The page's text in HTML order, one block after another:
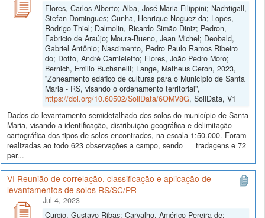
Flores, Carlos Alberto; Alba, José Maria Filippini; Nachtigall,
Stefan Domingues; Cunha, Henrique Noguez da; Lopes,
Rodrigo Thiel; Dalmolin, Ricardo Simão Diniz; Pedron,
Fabricio de Araújo; Moura-Bueno, Jean Michel; Deobald,
Gabriel Antônio; Nascimento, Pedro Paulo Ramos Ribeiro
do; Dotto, André Carnieletto; Flores, João Pedro Moro;
Bernich, Emilio Buchanelli; Lange, Matheus Ceron, 2023,
"Zoneamento edáfico de culturas para o Município de Santa
Maria - RS, visando o ordenamento territorial",
https://doi.org/10.60502/SoilData/6OMV8G, SoilData, V1
Dados do levantamento semidetalhado dos solos do município de Santa
Maria, visando a identificação, distribuição geográfica e delimitação
cartográfica dos tipos de solos encontrados, na escala 1:50.000. Foram
realizadas ao todo 623 observações a campo, sendo __ tradagens e 72
per...
VI Reunião de correlação, classificação e aplicação de
levantamentos de solos RS/SC/PR
Jul 4, 2023
Curcio, Gustavo Ribas; Carvalho, Américo Pereira de;